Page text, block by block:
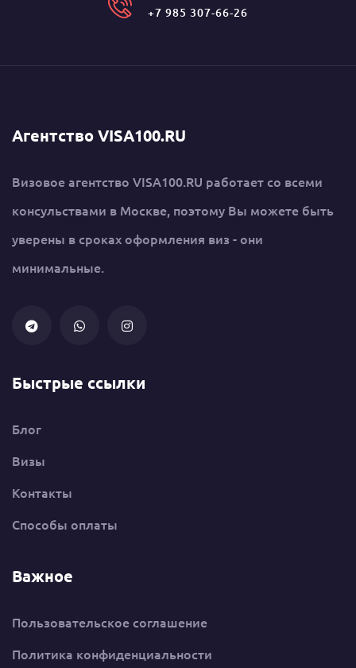
+7 985 307-66-26
Агентство VISA100.RU
Визовое агентство VISA100.RU работает со всеми
консульствами в Москве, поэтому Вы можете быть
уверены в сроках оформления виз - они
минимальные.
Быстрые ссылки
Блог
Визы
Контакты
Способы оплаты
Важное
Пользовательское соглашение
Политика конфиденциальности